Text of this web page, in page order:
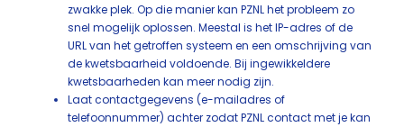
zwakke plek. Op die manier kan PZNL het probleem zo
snel mogelijk oplossen. Meestal is het IP-adres of de
URL van het getroffen systeem en een omschrijving van
de kwetsbaarheid voldoende. Bij ingewikkeldere
kwetsbaarheden kan meer nodig zijn.
Laat contactgegevens (e-mailadres of
telefoonnummer) achter zodat PZNL contact met je kan